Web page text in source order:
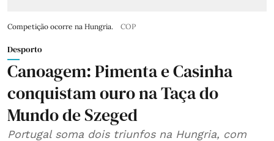
Competição ocorre na Hungria. COP
Desporto
Canoagem: Pimenta e Casinha
conquistam ouro na Taça do
Mundo de Szeged
Portugal soma dois triunfos na Hungria, com